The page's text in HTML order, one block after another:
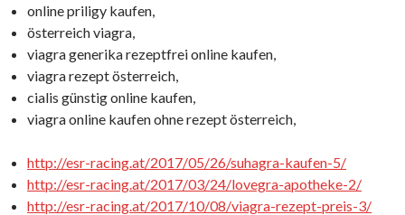
online priligy kaufen,
österreich viagra,
viagra generika rezeptfrei online kaufen,
viagra rezept österreich,
cialis günstig online kaufen,
viagra online kaufen ohne rezept österreich,
http://esr-racing.at/2017/05/26/suhagra-kaufen-5/
http://esr-racing.at/2017/03/24/lovegra-apotheke-2/
http://esr-racing.at/2017/10/08/viagra-rezept-preis-3/